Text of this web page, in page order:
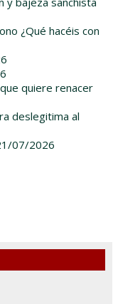
¿Qué hacéis con
quiere renacer
deslegitima al
07/2026